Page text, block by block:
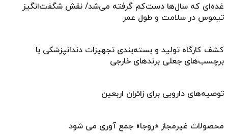
غده‌ای که سال‌ها دست‌کم گرفته می‌شد/ نقش شگفت‌انگیز
تیموس در سلامت و طول عمر
کشف کارگاه تولید و بسته‌بندی تجهیزات دندانپزشکی با
برچسب‌های جعلی برندهای خارجی
توصیه‌های دارویی برای زائران اربعین
محصولات غیرمجاز «روجا» جمع آوری می شود